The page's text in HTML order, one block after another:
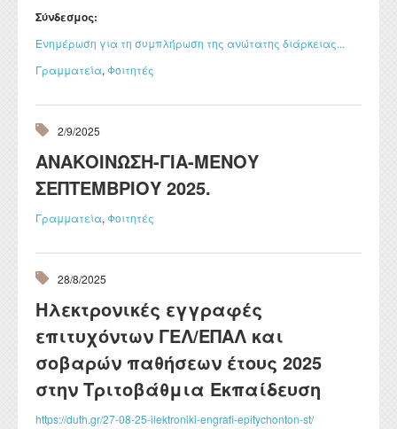
Σύνδεσμος:
Ενημέρωση για τη συμπλήρωση της ανώτατης διάρκειας...
Γραμματεία, Φοιτητές
2/9/2025
ΑΝΑΚΟΙΝΩΣΗ-ΓΙΑ-ΜΕΝΟΥ
ΣΕΠΤΕΜΒΡΙΟΥ 2025.
Γραμματεία, Φοιτητές
28/8/2025
Ηλεκτρονικές εγγραφές
επιτυχόντων ΓΕΛ/ΕΠΑΛ και
σοβαρών παθήσεων έτους 2025
στην Τριτοβάθμια Εκπαίδευση
https://duth.gr/27-08-25-ilektroniki-engrafi-epitychonton-st/